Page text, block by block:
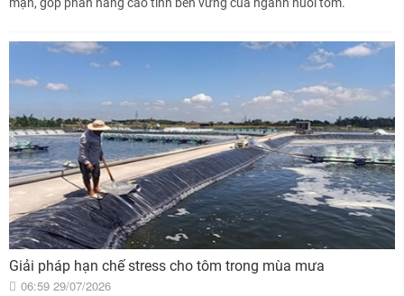
Giải pháp hạn chế stress cho tôm trong mùa mưa
06:59 29/07/2026